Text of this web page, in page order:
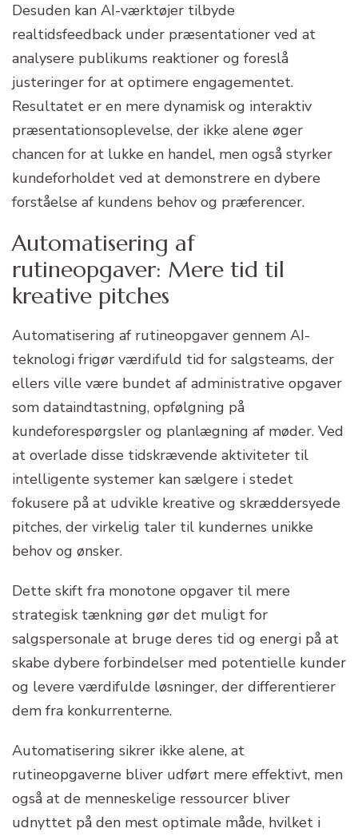
Desuden kan AI-værktøjer tilbyde
realtidsfeedback under præsentationer ved at
analysere publikums reaktioner og foreslå
justeringer for at optimere engagementet.
Resultatet er en mere dynamisk og interaktiv
præsentationsoplevelse, der ikke alene øger
chancen for at lukke en handel, men også styrker
kundeforholdet ved at demonstrere en dybere
forståelse af kundens behov og præferencer.
Automatisering af
rutineopgaver: Mere tid til
kreative pitches
Automatisering af rutineopgaver gennem AI-
teknologi frigør værdifuld tid for salgsteams, der
ellers ville være bundet af administrative opgaver
som dataindtastning, opfølgning på
kundeforespørgsler og planlægning af møder. Ved
at overlade disse tidskrævende aktiviteter til
intelligente systemer kan sælgere i stedet
fokusere på at udvikle kreative og skræddersyede
pitches, der virkelig taler til kundernes unikke
behov og ønsker.
Dette skift fra monotone opgaver til mere
strategisk tænkning gør det muligt for
salgspersonale at bruge deres tid og energi på at
skabe dybere forbindelser med potentielle kunder
og levere værdifulde løsninger, der differentierer
dem fra konkurrenterne.
Automatisering sikrer ikke alene, at
rutineopgaverne bliver udført mere effektivt, men
også at de menneskelige ressourcer bliver
udnyttet på den mest optimale måde, hvilket i